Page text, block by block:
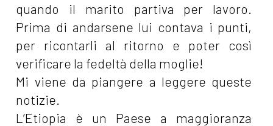
quando il marito partiva per lavoro.
Prima di andarsene lui contava i punti,
per ricontarli al ritorno e poter così
verificare la fedeltà della moglie!
Mi viene da piangere a leggere queste
notizie.
L’Etiopia è un Paese a maggioranza